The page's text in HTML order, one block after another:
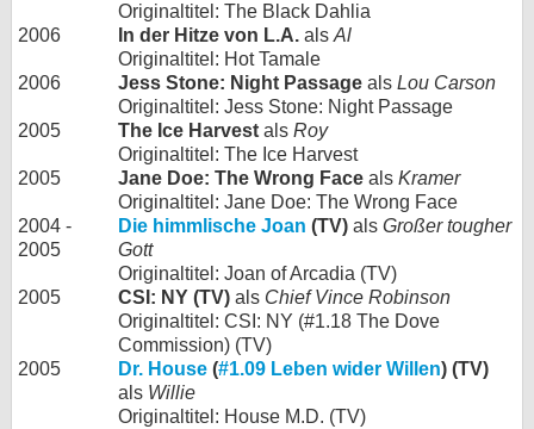
Originaltitel: The Black Dahlia
2006
In der Hitze von L.A. als Al
Originaltitel: Hot Tamale
2006
Jess Stone: Night Passage als Lou Carson
Originaltitel: Jess Stone: Night Passage
2005
The Ice Harvest als Roy
Originaltitel: The Ice Harvest
2005
Jane Doe: The Wrong Face als Kramer
Originaltitel: Jane Doe: The Wrong Face
2004 -
2005
Die himmlische Joan (TV) als Großer tougher
Gott
Originaltitel: Joan of Arcadia (TV)
2005
CSI: NY (TV) als Chief Vince Robinson
Originaltitel: CSI: NY (#1.18 The Dove
Commission) (TV)
2005
Dr. House (#1.09 Leben wider Willen) (TV)
als Willie
Originaltitel: House M.D. (TV)